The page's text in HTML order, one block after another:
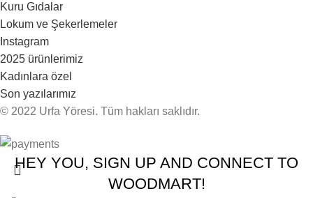
Kuru Gıdalar
Lokum ve Şekerlemeler
Instagram
2025 ürünlerimiz
Kadınlara özel
Son yazılarımız
© 2022 Urfa Yöresi. Tüm hakları saklıdır.
HEY YOU, SIGN UP AND CONNECT TO
WOODMART!